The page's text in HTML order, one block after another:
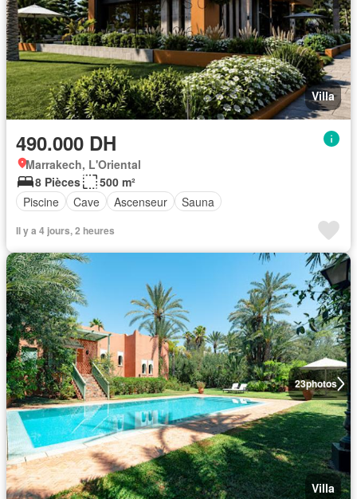
Villa
490.000 DH
Marrakech, L'Oriental
8 Pièces
500 m²
Piscine
Cave Ascenseur Sauna
Il y a 4 jours, 2 heures
23photos
Villa